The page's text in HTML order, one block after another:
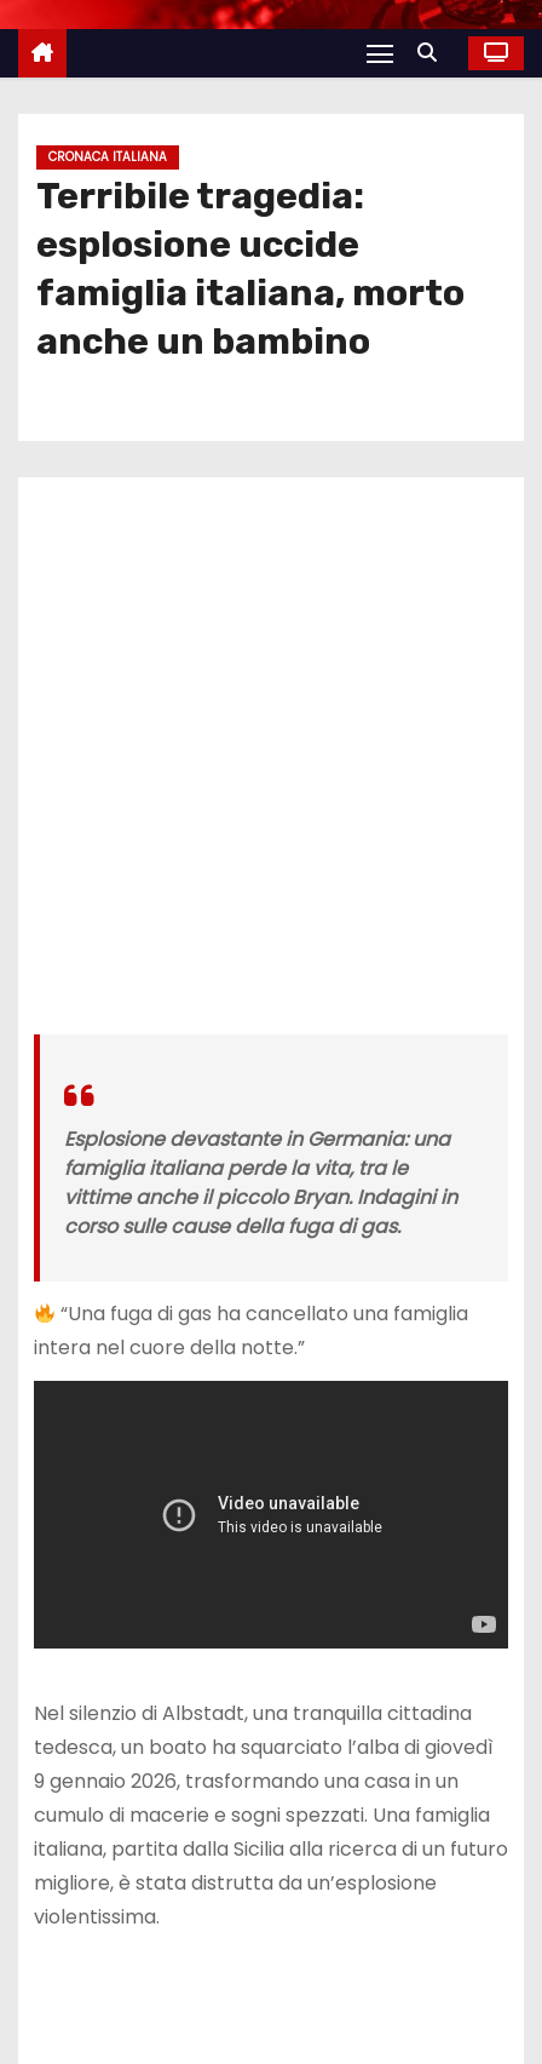
CRONACA ITALIANA
Terribile tragedia:
esplosione uccide
famiglia italiana, morto
anche un bambino
Esplosione devastante in Germania: una
famiglia italiana perde la vita, tra le
vittime anche il piccolo Bryan. Indagini in
corso sulle cause della fuga di gas.
“Una fuga di gas ha cancellato una famiglia
intera nel cuore della notte.”
Nel silenzio di Albstadt, una tranquilla cittadina
tedesca, un boato ha squarciato l’alba di giovedì
9 gennaio 2026, trasformando una casa in un
cumulo di macerie e sogni spezzati. Una famiglia
italiana, partita dalla Sicilia alla ricerca di un futuro
migliore, è stata distrutta da un’esplosione
violentissima.